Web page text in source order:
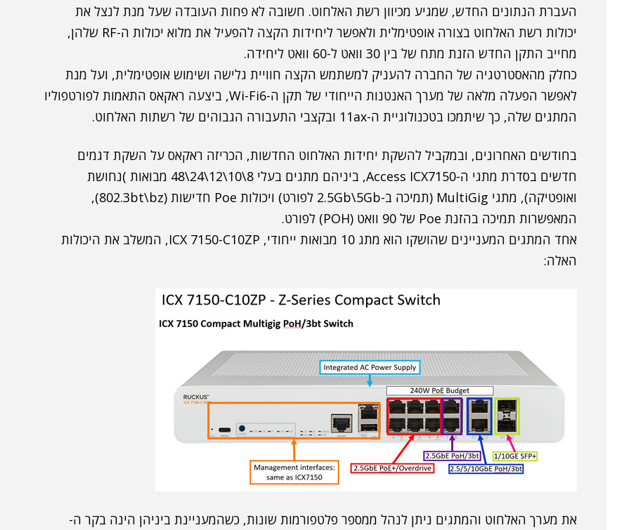
העברת הנתונים החדש, שמגיע מכיוון רשת האלחוט. חשובה לא פחות העובדה שעל מנת לנצל את
יכולות רשת האלחוט בצורה אופטימלית ולאפשר ליחידות הקצה להפעיל את מלוא יכולות ה-RF שלהן,
מחייב התקן החדש הזנת מתח של בין 30 וואט ל-60 וואט ליחידה.
כחלק מהאסטרטגיה של החברה להעניק למשתמש הקצה חוויית גלישה ושימוש אופטימלית, ועל מנת
לאפשר הפעלה מלאה של מערך האנטנות הייחודי של תקן ה-Wi-Fi6, ביצעה ראקאס התאמות לפורטפוליו
המתגים שלה, כך שיתמכו בטכנולוגיית ה-11ax ובקצבי התעבורה הגבוהים של רשתות האלחוט.
בחודשים האחרונים, ובמקביל להשקת יחידות האלחוט החדשות, הכריזה ראקאס על השקת דגמים
חדשים בסדרת מתגי ה-Access ICX7150, ביניהם מתגים בעלי 8\10\12\24\48 מבואות )נחושת
ואופטיקה), מתגי MultiGig (תמיכה ב-2.5Gb\5Gb לפורט) ויכולות Poe חדישות (802.3bt\bz),
המאפשרות תמיכה בהזנת Poe של 90 וואט (POH) לפורט.
אחד המתגים המעניינים שהושקו הוא מתג 10 מבואות ייחודי, ICX 7150-C10ZP, המשלב את היכולות
האלה:
את מערך האלחוט והמתגים ניתן לנהל ממספר פלטפורמות שונות, כשהמעניינת ביניהן הינה בקר ה-